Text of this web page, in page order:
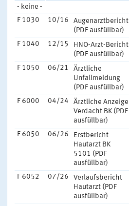
- keine -
F 1030
10/16
Augenarztbericht
(PDF ausfüllbar)
F 1040 12/15
HNO-Arzt-Bericht
(PDF ausfüllbar)
F 1050 06/21
Ärztliche
Unfallmeldung
(PDF ausfüllbar)
F 6000 04/24
Ärztliche Anzeige
Verdacht BK (PDF
ausfüllbar)
F 6050 06/26
Erstbericht
Hautarzt BK
5101 (PDF
ausfüllbar)
F 6052 07/26
Verlaufsbericht
Hautarzt (PDF
ausfüllbar)